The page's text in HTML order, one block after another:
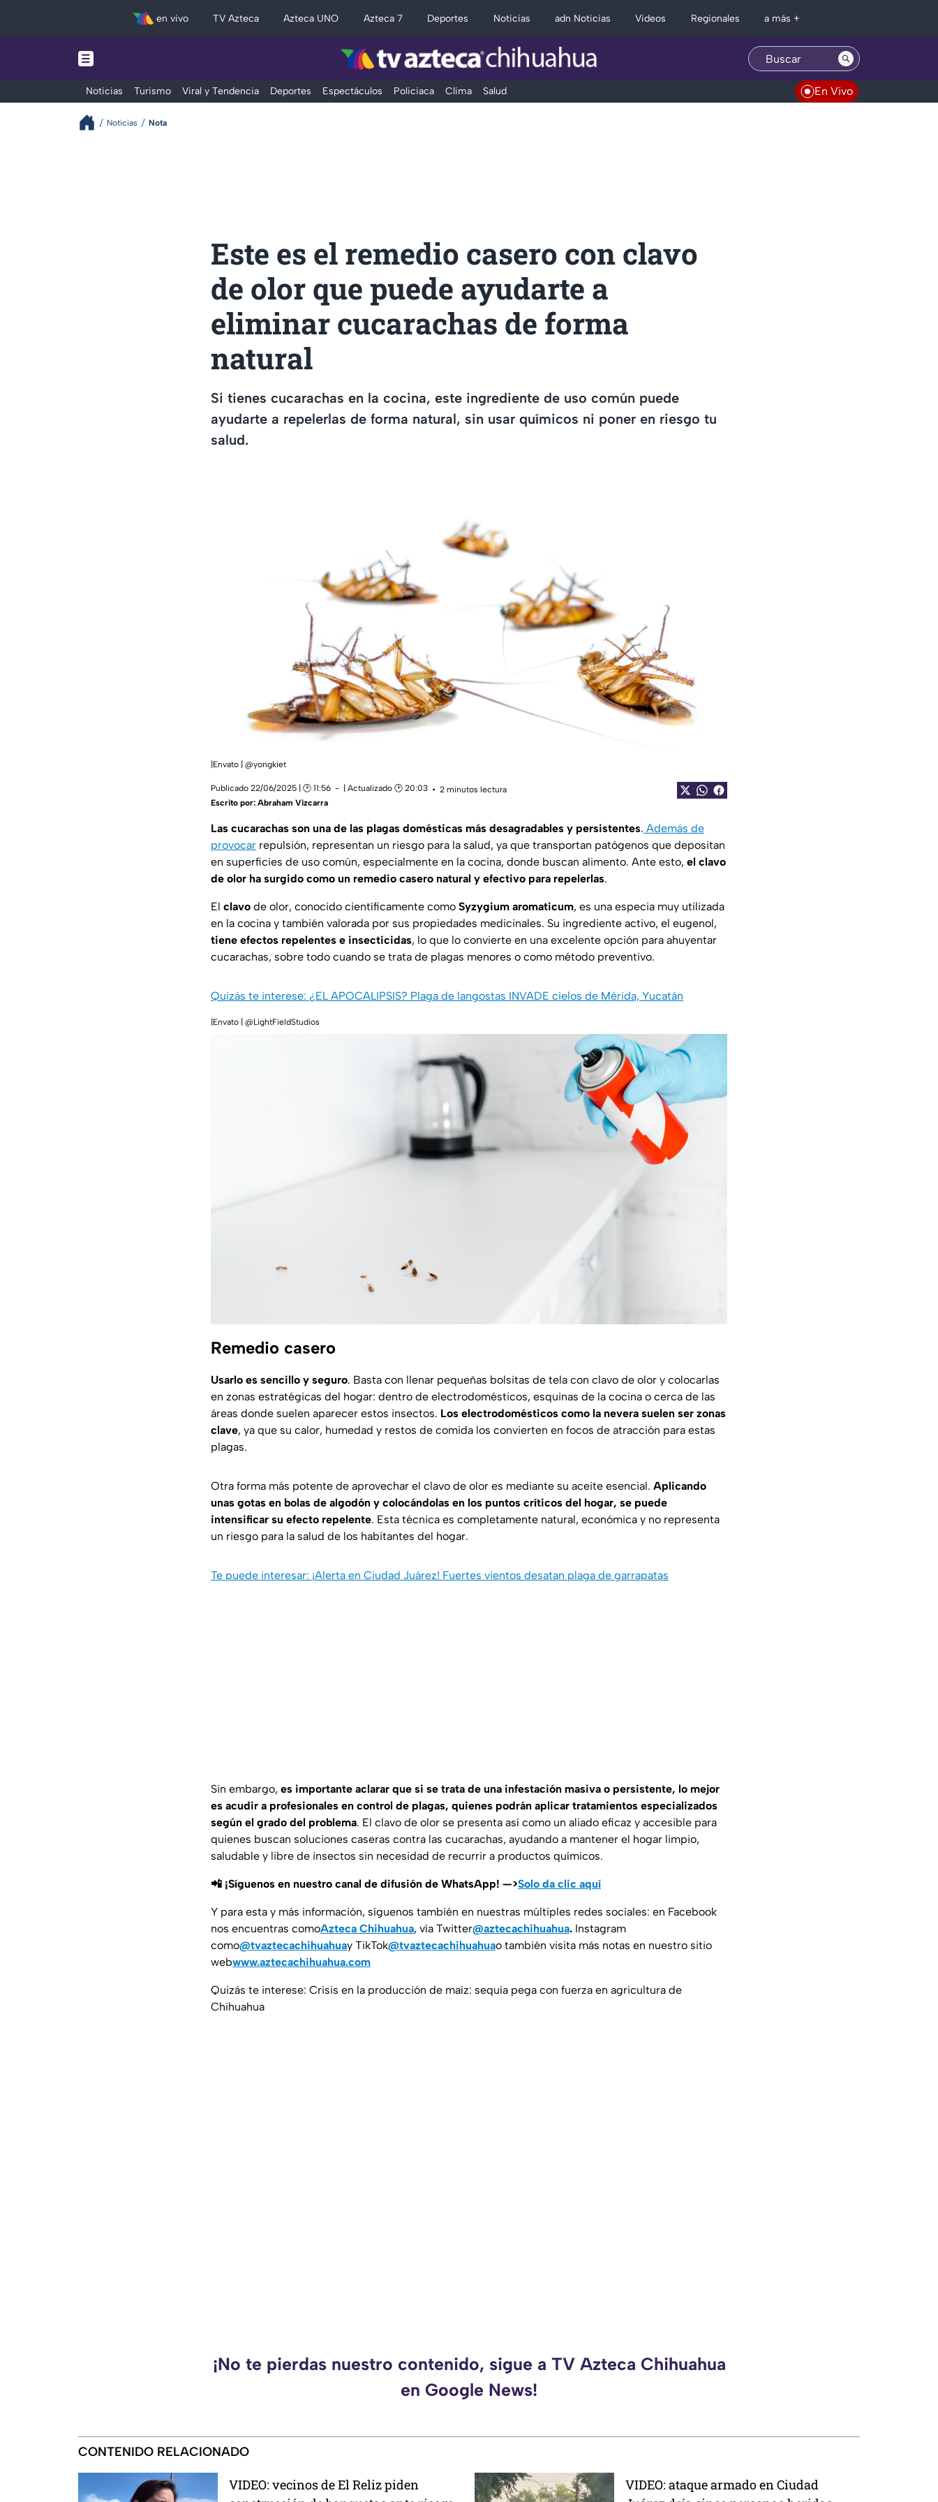
en vivo TV Azteca Azteca UNO Azteca 7 Deportes Noticias adn Noticias Videos Regionales a más +
Noticias Turismo Viral y Tendencia Deportes Espectáculos Policiaca Clima Salud En Vivo
Noticias Nota
Este es el remedio casero con clavo
de olor que puede ayudarte a
eliminar cucarachas de forma
natural
Si tienes cucarachas en la cocina, este ingrediente de uso común puede
ayudarte a repelerlas de forma natural, sin usar químicos ni poner en riesgo tu
salud.
|Envato | @yongkiet
Publicado 22/06/2025 | 🕑 11:56 | Actualizado 🕑 20:03
2 minutos lectura
Escrito por: Abraham Vizcarra
Las cucarachas son una de las plagas domésticas más desagradables y persistentes. Además de
provocar repulsión, representan un riesgo para la salud, ya que transportan patógenos que depositan
en superficies de uso común, especialmente en la cocina, donde buscan alimento. Ante esto, el clavo
de olor ha surgido como un remedio casero natural y efectivo para repelerlas.
El clavo de olor, conocido científicamente como Syzygium aromaticum, es una especia muy utilizada
en la cocina y también valorada por sus propiedades medicinales. Su ingrediente activo, el eugenol,
tiene efectos repelentes e insecticidas, lo que lo convierte en una excelente opción para ahuyentar
cucarachas, sobre todo cuando se trata de plagas menores o como método preventivo.
Quizás te interese: ¿EL APOCALIPSIS? Plaga de langostas INVADE cielos de Mérida, Yucatán
|Envato | @LightFieldStudios
Remedio casero
Usarlo es sencillo y seguro. Basta con llenar pequeñas bolsitas de tela con clavo de olor y colocarlas
en zonas estratégicas del hogar: dentro de electrodomésticos, esquinas de la cocina o cerca de las
áreas donde suelen aparecer estos insectos. Los electrodomésticos como la nevera suelen ser zonas
clave, ya que su calor, humedad y restos de comida los convierten en focos de atracción para estas
plagas.
Otra forma más potente de aprovechar el clavo de olor es mediante su aceite esencial. Aplicando
unas gotas en bolas de algodón y colocándolas en los puntos críticos del hogar, se puede
intensificar su efecto repelente. Esta técnica es completamente natural, económica y no representa
un riesgo para la salud de los habitantes del hogar.
Te puede interesar: ¡Alerta en Ciudad Juárez! Fuertes vientos desatan plaga de garrapatas
Sin embargo, es importante aclarar que si se trata de una infestación masiva o persistente, lo mejor
es acudir a profesionales en control de plagas, quienes podrán aplicar tratamientos especializados
según el grado del problema. El clavo de olor se presenta así como un aliado eficaz y accesible para
quienes buscan soluciones caseras contra las cucarachas, ayudando a mantener el hogar limpio,
saludable y libre de insectos sin necesidad de recurrir a productos químicos.
📲 ¡Síguenos en nuestro canal de difusión de WhatsApp! —>Solo da clic aquí
Y para esta y más información, síguenos también en nuestras múltiples redes sociales: en Facebook
nos encuentras comoAzteca Chihuahua, vía Twitter@aztecachihuahua. Instagram
como@tvaztecachihuahuay TikTok@tvaztecachihuahuao también visita más notas en nuestro sitio
webwww.aztecachihuahua.com
Quizás te interese: Crisis en la producción de maíz: sequía pega con fuerza en agricultura de
Chihuahua
¡No te pierdas nuestro contenido, sigue a TV Azteca Chihuahua
en Google News!
CONTENIDO RELACIONADO
VIDEO: vecinos de El Reliz piden
VIDEO: ataque armado en Ciudad